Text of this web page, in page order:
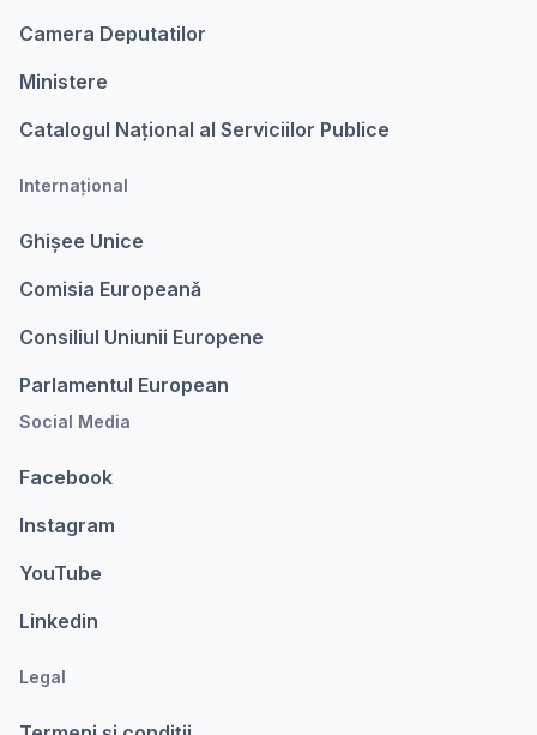
Camera Deputatilor
Ministere
Catalogul Național al Serviciilor Publice
Internațional
Ghișee Unice
Comisia Europeanǎ
Consiliul Uniunii Europene
Parlamentul European
Social Media
Facebook
Instagram
YouTube
Linkedin
Legal